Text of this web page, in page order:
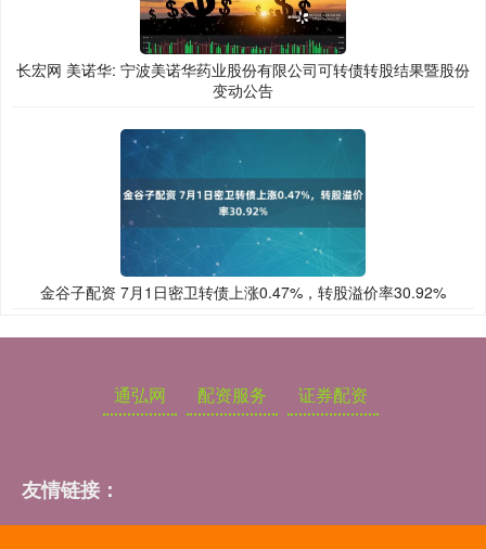
长宏网 美诺华: 宁波美诺华药业股份有限公司可转债转股结果暨股份
变动公告
金谷子配资 7月1日密卫转债上涨0.47%，转股溢价率30.92%
通弘网 配资服务 证券配资
友情链接：